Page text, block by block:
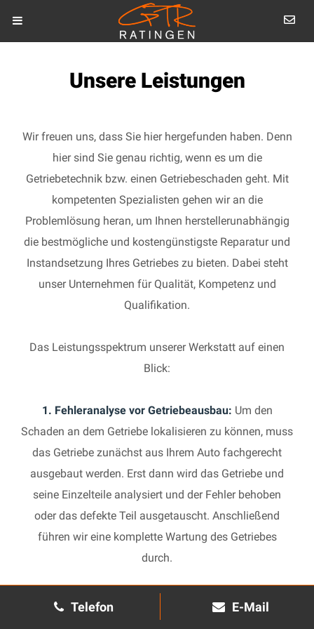
Telefon E-Mail
Unsere Leistungen
Wir freuen uns, dass Sie hier hergefunden haben. Denn
hier sind Sie genau richtig, wenn es um die
Getriebetechnik bzw. einen Getriebeschaden geht. Mit
kompetenten Spezialisten gehen wir an die
Problemlösung heran, um Ihnen herstellerunabhängig
die bestmögliche und kostengünstigste Reparatur und
Instandsetzung Ihres Getriebes zu bieten. Dabei steht
unser Unternehmen für Qualität, Kompetenz und
Qualifikation.
Das Leistungsspektrum unserer Werkstatt auf einen
Blick:
1. Fehleranalyse vor Getriebeausbau: Um den
Schaden an dem Getriebe lokalisieren zu können, muss
das Getriebe zunächst aus Ihrem Auto fachgerecht
ausgebaut werden. Erst dann wird das Getriebe und
seine Einzelteile analysiert und der Fehler behoben
oder das defekte Teil ausgetauscht. Anschließend
führen wir eine komplette Wartung des Getriebes
durch.
2. Manuelles Getriebe:
Die Reparatur eines komplexen
Schaltgetriebes ist äußerst aufwendig und benötigt